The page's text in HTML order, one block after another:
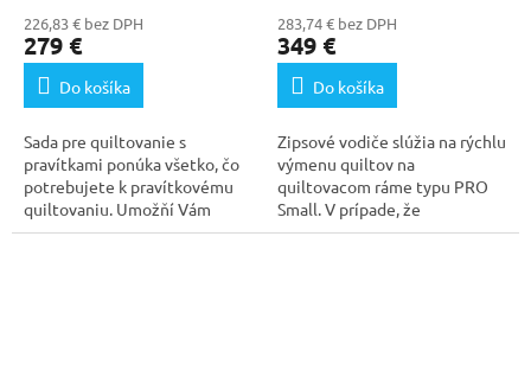
226,83 € bez DPH
279 €
Do košíka
Sada pre quiltovanie s
pravítkami ponúka všetko, čo
potrebujete k pravítkovému
quiltovaniu. Umožňí Vám
vyšívať aj netradičné...
283,74 € bez DPH
349 €
Do košíka
Zipsové vodiče slúžia na rýchlu
výmenu quiltov na
quiltovacom ráme typu PRO
Small. V prípade, že
potrebujete rýchlo zameniť...